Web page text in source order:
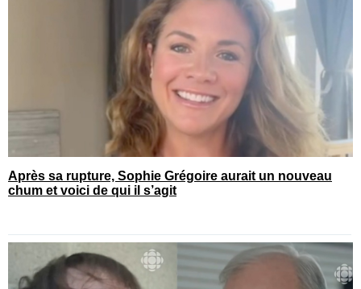
Après sa rupture, Sophie Grégoire aurait un nouveau
chum et voici de qui il s’agit